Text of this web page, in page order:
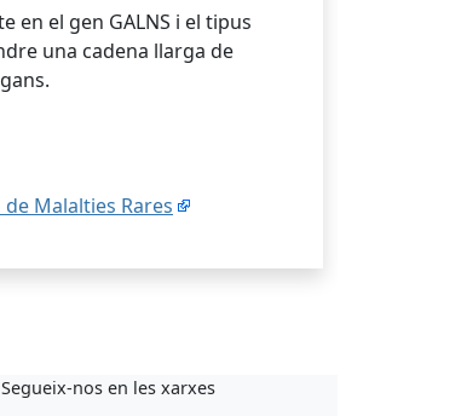
en el gen GALNS i el tipus
una cadena llarga de
Malalties Rares
Segueix-nos en les xarxes